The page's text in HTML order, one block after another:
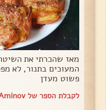
מאז שהכרתי את
המעוכים בתנור, לא
פשוט מעדן
לקבלת הספר של Yana Aminov במייל